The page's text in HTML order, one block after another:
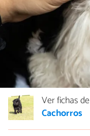
Ver fichas de
Cachorros